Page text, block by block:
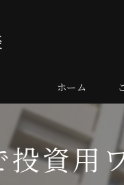
ホーム
資用